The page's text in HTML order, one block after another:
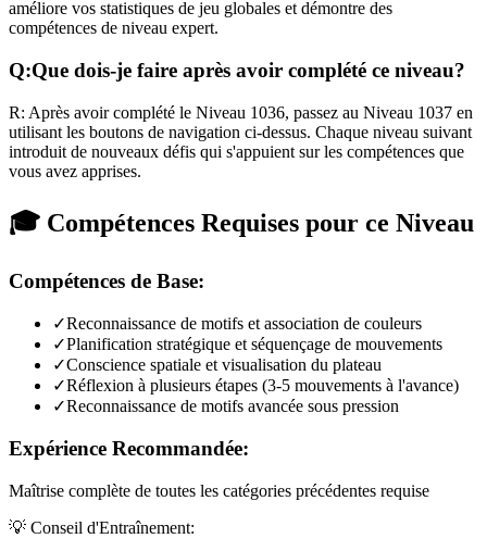
améliore vos statistiques de jeu globales et démontre des
compétences de niveau expert.
Q:Que dois-je faire après avoir complété ce niveau?
R: Après avoir complété le Niveau 1036, passez au Niveau 1037 en
utilisant les boutons de navigation ci-dessus. Chaque niveau suivant
introduit de nouveaux défis qui s'appuient sur les compétences que
vous avez apprises.
🎓 Compétences Requises pour ce Niveau
Compétences de Base:
✓Reconnaissance de motifs et association de couleurs
✓Planification stratégique et séquençage de mouvements
✓Conscience spatiale et visualisation du plateau
✓Réflexion à plusieurs étapes (3-5 mouvements à l'avance)
✓Reconnaissance de motifs avancée sous pression
Expérience Recommandée:
Maîtrise complète de toutes les catégories précédentes requise
💡 Conseil d'Entraînement: